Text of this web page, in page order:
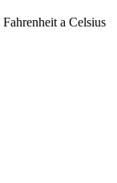
a Celsius